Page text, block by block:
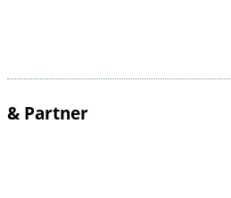
& Partner